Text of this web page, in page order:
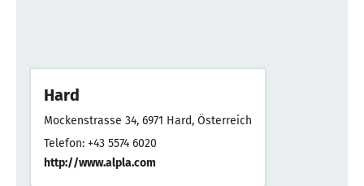
Hard
Mockenstrasse 34, 6971 Hard, Österreich
Telefon: +43 5574 6020
http://www.alpla.com